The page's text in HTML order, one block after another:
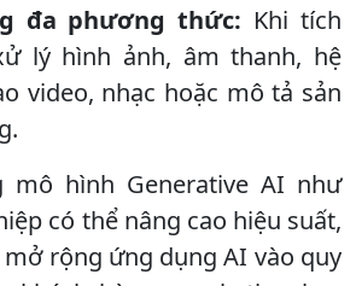
đa phương thức: Khi tích
lý hình ảnh, âm thanh, hệ
video, nhạc hoặc mô tả sản
mô hình Generative AI như
có thể nâng cao hiệu suất,
rộng ứng dụng AI vào quy